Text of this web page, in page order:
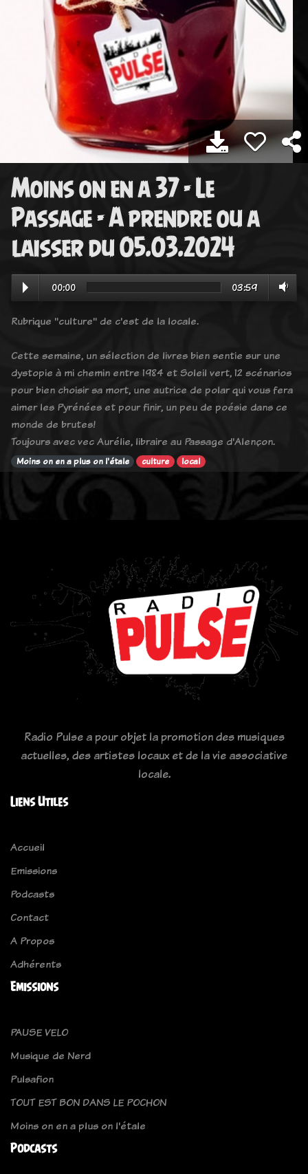
Moins on en a 37 - Le
Passage - A prendre ou a
laisser du 05.03.2024
00:00 03:59
Rubrique "culture" de c'est de la locale.
Cette semaine, un sélection de livres bien sentie sur une
dystopie à mi chemin entre 1984 et Soleil vert, 12 scénarios
pour bien choisir sa mort, une autrice de polar qui vous fera
aimer les Pyrénées et pour finir, un peu de poésie dans ce
monde de brutes!
Toujours avec vec Aurélie, libraire au Passage d'Alençon.
Moins on en a plus on l'étale culture local
Radio Pulse a pour objet la promotion des musiques
actuelles, des artistes locaux et de la vie associative
locale.
Liens Utiles
Accueil
Emissions
Podcasts
Contact
A Propos
Adhérents
Emissions
PAUSE VELO
Musique de Nerd
Pulsafion
TOUT EST BON DANS LE POCHON
Moins on en a plus on l'étale
Podcasts